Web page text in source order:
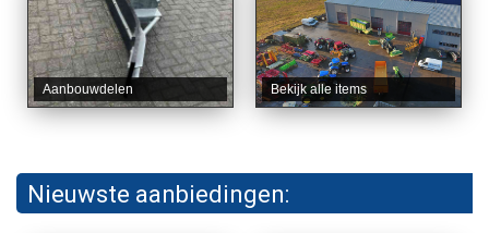
Aanbouwdelen Bekijk alle items
Nieuwste aanbiedingen: